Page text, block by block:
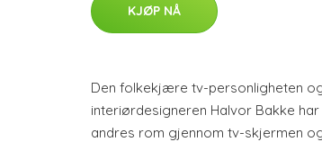
KJØP NÅ
Den folkekjære tv-personligheten
interiørdesigneren Halvor Bakke
andres rom gjennom tv-skjermen